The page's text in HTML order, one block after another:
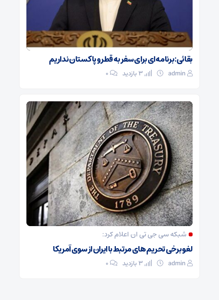
بقائی: برنامه‌ای برای سفر به قطر و پاکستان نداریم
admin ۰
شبکه سی جی تی ان اعلام کرد:
لغو برخی تحریم های مرتبط با ایران از سوی آمریکا
admin ۰